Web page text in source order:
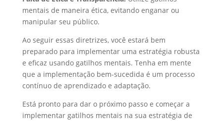
mentais de maneira ética, evitando enganar ou
manipular seu público.
Ao seguir essas diretrizes, você estará bem
preparado para implementar uma estratégia robusta
e eficaz usando gatilhos mentais. Tenha em mente
que a implementação bem-sucedida é um processo
contínuo de aprendizado e adaptação.
Está pronto para dar o próximo passo e começar a
implementar gatilhos mentais na sua estratégia de